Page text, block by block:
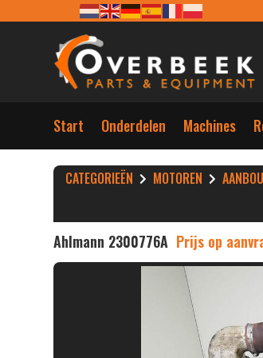
Start Onderdelen Machines
CATEGORIEËN MOTOREN
Ahlmann 2300776A Prijs op